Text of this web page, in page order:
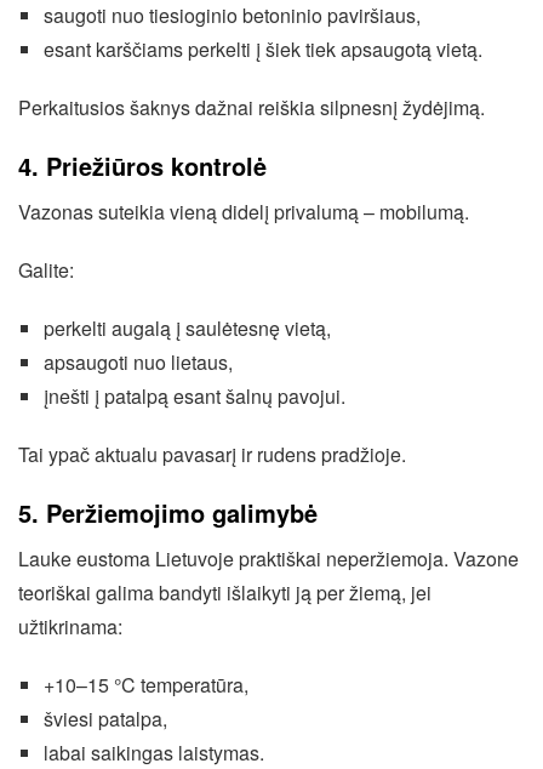
saugoti nuo tiesioginio betoninio paviršiaus,
esant karščiams perkelti į šiek tiek apsaugotą vietą.
Perkaitusios šaknys dažnai reiškia silpnesnį žydėjimą.
4. Priežiūros kontrolė
Vazonas suteikia vieną didelį privalumą – mobilumą.
Galite:
perkelti augalą į saulėtesnę vietą,
apsaugoti nuo lietaus,
įnešti į patalpą esant šalnų pavojui.
Tai ypač aktualu pavasarį ir rudens pradžioje.
5. Peržiemojimo galimybė
Lauke eustoma Lietuvoje praktiškai neperžiemoja. Vazone
teoriškai galima bandyti išlaikyti ją per žiemą, jei
užtikrinama:
+10–15 °C temperatūra,
šviesi patalpa,
labai saikingas laistymas.